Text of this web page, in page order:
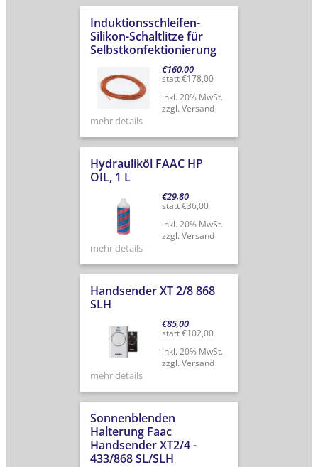
Induktionsschleifen-
Silikon-Schaltlitze für
Selbstkonfektionierung
€160,00
statt€178,00
inkl. 20% MwSt.
zzgl. Versand
mehr details
Hydrauliköl FAAC HP
OIL, 1 L
€29,80
statt€36,00
inkl. 20% MwSt.
zzgl. Versand
mehr details
Handsender XT 2/8 868
SLH
€85,00
statt€102,00
inkl. 20% MwSt.
zzgl. Versand
mehr details
Sonnenblenden
Halterung Faac
Handsender XT2/4 -
433/868 SL/SLH